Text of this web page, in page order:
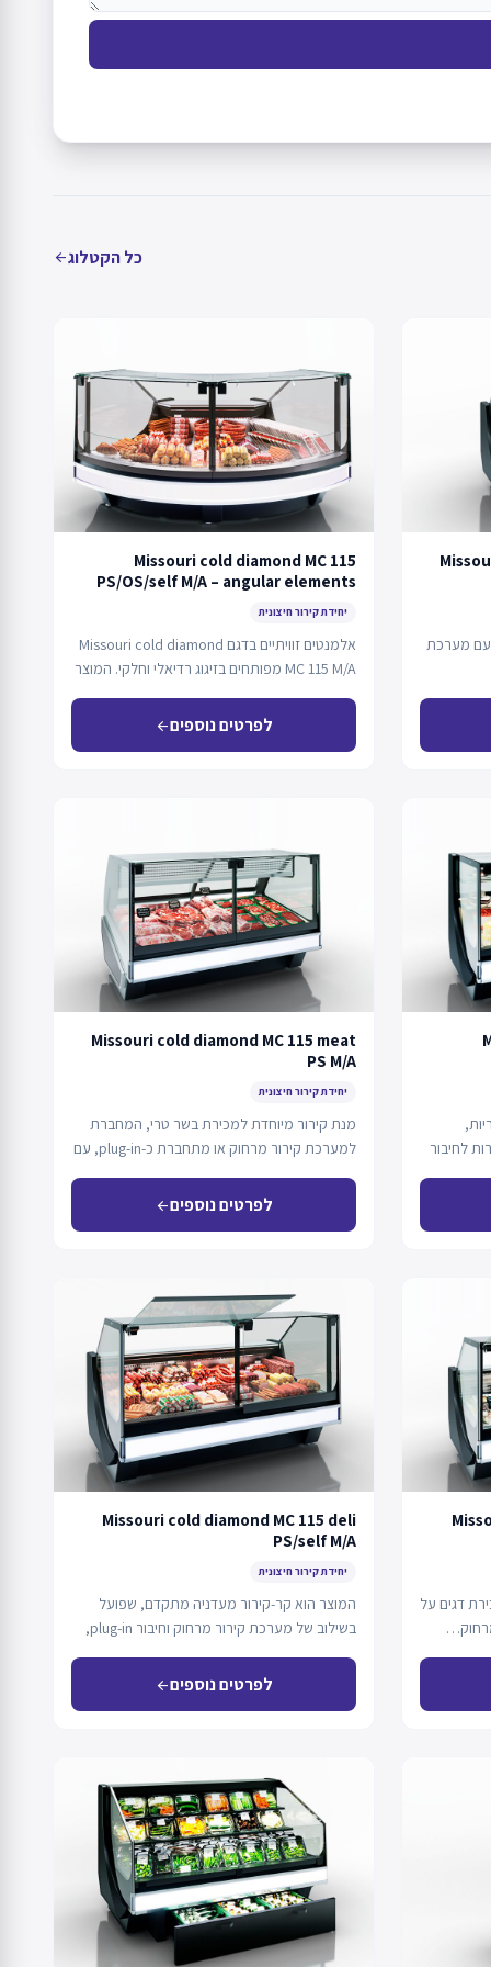
כל הקטלוגarrow_back
עם מערכת
Missouri cold diamond MC 115
PS/OS/self M/A – angular elements
יחידת קירור חיצונית
אלמנטים זוויתיים בדגם Missouri cold diamond
MC 115 M/A מפותחים בזיגוג רדיאלי וחלקי. המוצר
לפרטים נוספיםarrow_back
לחיבור
Missouri cold diamond MC 115 meat
PS M/A
יחידת קירור חיצונית
מנת קירור מיוחדת למכירת בשר טרי, המחברת
למערכת קירור מרחוק או מתחברת כ-plug-in, עם
לפרטים נוספיםarrow_back
דגים על
Missouri cold diamond MC 115 deli
PS/self M/A
יחידת קירור חיצונית
המוצר הוא קר-קירור מעדניה מתקדם, שפועל
בשילוב של מערכת קירור מרחוק וחיבור plug-in,
לפרטים נוספיםarrow_back